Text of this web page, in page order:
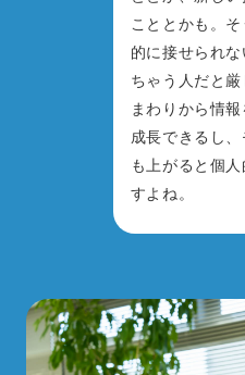
こととかも。
的に接せられ
ちゃう人だと厳
まわりから情報
成長できるし
も上がると個
すよね。